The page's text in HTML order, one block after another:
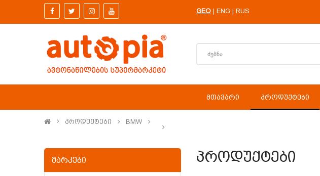
GEO | ENG | RUS
ᲛᲗᲐᲕᲐᲠᲘ ᲞᲠᲝᲓᲣᲥᲢᲔᲑᲘ
Პროდუქტები BMW
ᲛᲐᲠᲙᲔᲑᲘ Პროდუქტები